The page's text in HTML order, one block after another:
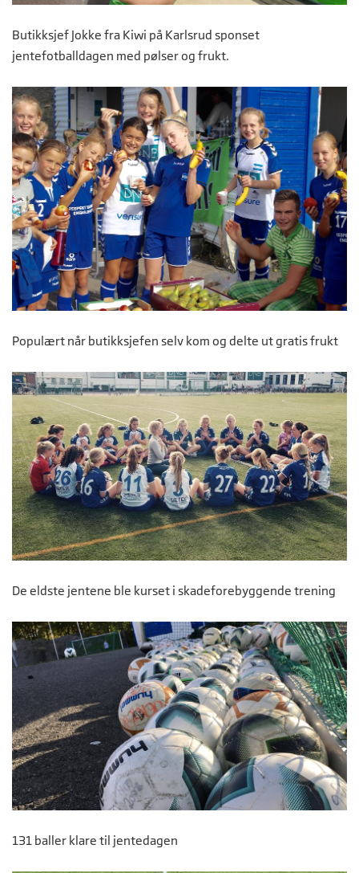
Butikksjef Jokke fra Kiwi på Karlsrud sponset
jentefotballdagen med pølser og frukt.
Populært når butikksjefen selv kom og delte ut gratis frukt
De eldste jentene ble kurset i skadeforebyggende trening
131 baller klare til jentedagen